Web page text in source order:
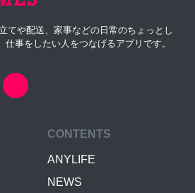
てや配送、家事などの日常のちょっとし
事をしたい人をつなげるアプリです。
CONTENTS
ANYLIFE
NEWS